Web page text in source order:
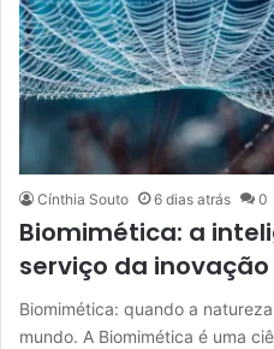
Cínthia Souto 6 dias atrás 0
Biomimética: a
serviço da inovação
Biomimética: quando a
mundo. A Biomimética é uma